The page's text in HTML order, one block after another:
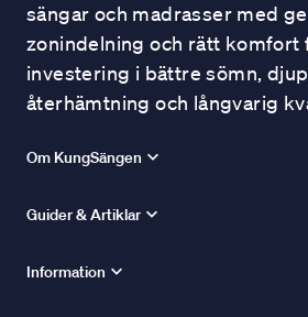
sängar och madrasser med
zonindelning och rätt komfort
investering i bättre sömn,
återhämtning och långvarig
Om KungSängen
Guider & Artiklar
Information